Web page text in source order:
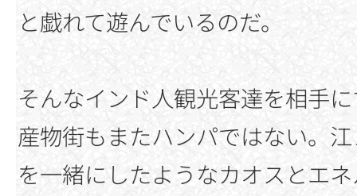
と戯れて遊んでいるのだ。
そんなインド人観光客達を相手
産物街もまたハンパではない。
を一緒にしたようなカオスとエ